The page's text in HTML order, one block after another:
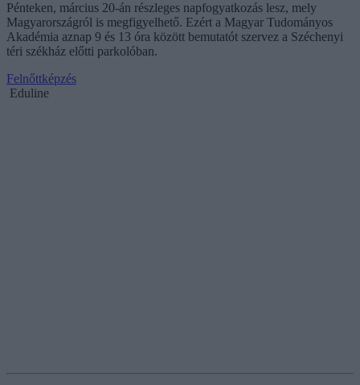
Pénteken, március 20-án részleges napfogyatkozás lesz, mely
Magyarországról is megfigyelhető. Ezért a Magyar Tudományos
Akadémia aznap 9 és 13 óra között bemutatót szervez a Széchenyi
téri székház előtti parkolóban.
Felnőttképzés
Eduline